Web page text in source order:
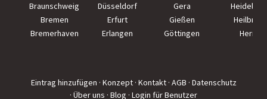
Braunschweig
Düsseldorf Gera
Bremen
Erfurt Gießen
Heilbronn
Bremerhaven
Erlangen Göttingen Herne
Eintrag hinzufügen · Konzept · Kontakt · AGB · Datenschutz
· Über uns · Blog · Login für Benutzer